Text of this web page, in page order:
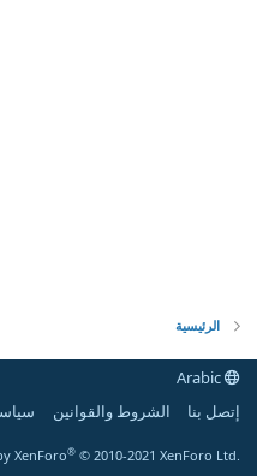
الرئيسية
إتصل بنا
الشروط والقوانين
XenForo® © 2010-2021 XenForo Ltd.